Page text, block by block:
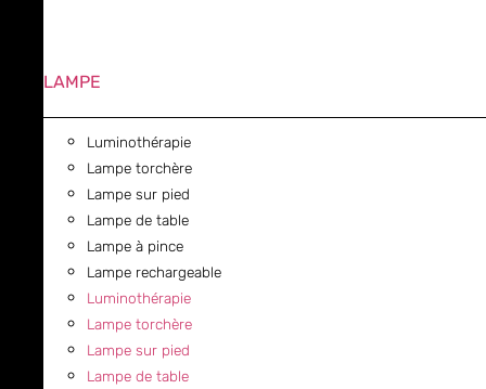
LAMPE
Luminothérapie
Lampe torchère
Lampe sur pied
Lampe de table
Lampe à pince
Lampe rechargeable
Luminothérapie
Lampe torchère
Lampe sur pied
Lampe de table